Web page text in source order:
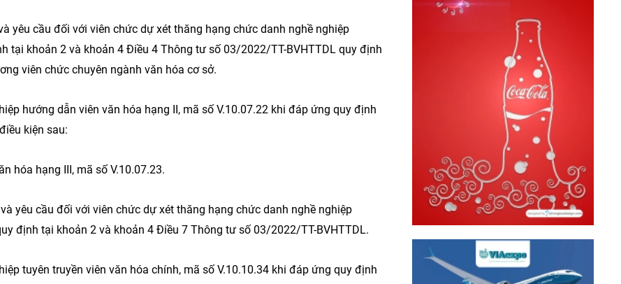
yêu cầu đối với viên chức dự xét thăng hạng chức danh nghề nghiệp
tại khoản 2 và khoản 4 Điều 4 Thông tư số 03/2022/TT-BVHTTDL quy định
viên chức chuyên ngành văn hóa cơ sở.
hướng dẫn viên văn hóa hạng II, mã số V.10.07.22 khi đáp ứng quy định
kiện sau:
hóa hạng III, mã số V.10.07.23.
yêu cầu đối với viên chức dự xét thăng hạng chức danh nghề nghiệp
định tại khoản 2 và khoản 4 Điều 7 Thông tư số 03/2022/TT-BVHTTDL.
tuyên truyền viên văn hóa chính, mã số V.10.10.34 khi đáp ứng quy định